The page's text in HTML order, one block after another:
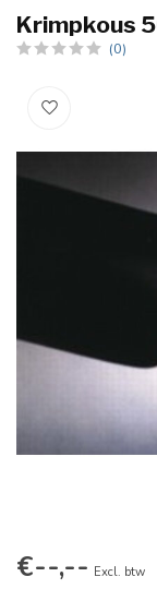
Krimpkous
(0)
€--,-- Excl. btw